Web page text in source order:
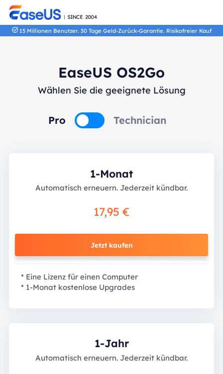
15 Millionen Benutzer. 30 Tage Geld-Zurück-Garantie. Risikofreier Kauf
EaseUS OS2Go
Wählen Sie die geeignete Lösung
Pro Technician
1-Monat
Automatisch erneuern. Jederzeit kündbar.
17,95 €
Jetzt kaufen
* Eine Lizenz für einen Computer
* 1-Monat kostenlose Upgrades
1-Jahr
Automatisch erneuern. Jederzeit kündbar.